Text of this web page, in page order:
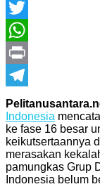
Facebook
Twitter
WhatsApp
Print
Telegram
Indonesia
ke fase 16 besar
keikutsertaannya
merasakan
pamungkas Grup
Indonesia belum